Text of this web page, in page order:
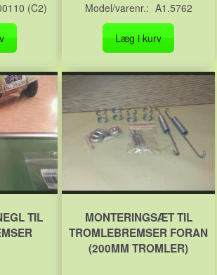
(C2) Model/varenr.: A1.5762
Læg i kurv
TIL
MONTERINGSÆT TIL
TROMLEBREMSER FORAN
(200MM TROMLER)